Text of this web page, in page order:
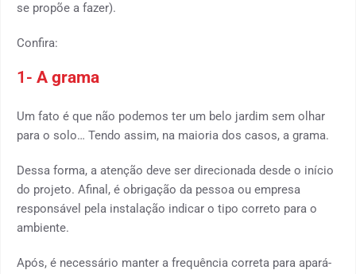
se propõe a fazer).
Confira:
1- A grama
Um fato é que não podemos ter um belo jardim sem olhar
para o solo… Tendo assim, na maioria dos casos, a grama.
Dessa forma, a atenção deve ser direcionada desde o início
do projeto. Afinal, é obrigação da pessoa ou empresa
responsável pela instalação indicar o tipo correto para o
ambiente.
Após, é necessário manter a frequência correta para apará-